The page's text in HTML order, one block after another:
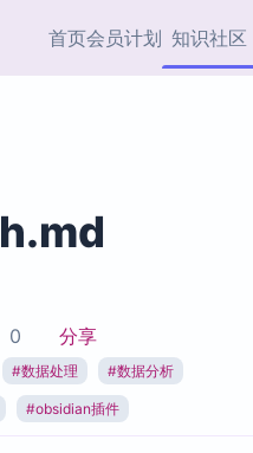
首页会员计划 知识社区
Zotero 专题
Obsidian 专题
Obsidian 核心插
插件
插件资源与加速
0 分享
#数据处理 #数据分析
#obsidian插件